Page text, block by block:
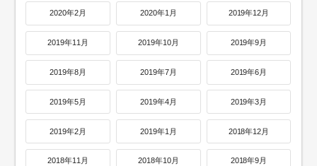
2020年2月 2020年1月 2019年12月
2019年11月 2019年10月 2019年9月
2019年8月 2019年7月 2019年6月
2019年5月 2019年4月 2019年3月
2019年2月 2019年1月 2018年12月
2018年11月 2018年10月 2018年9月